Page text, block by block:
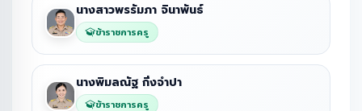
นางสาวพรรัมภา จินาพันธ์
ข้าราชการครู
นางพิมลณัฐ กิ่งจำปา
ข้าราชการครู